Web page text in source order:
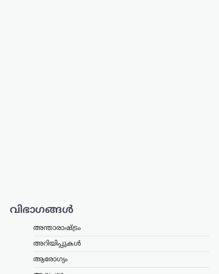
വിഭാഗങ്ങൾ
അന്താരാഷ്ട്രം
അറിയിപ്പുകൾ
ആരോഗ്യം
114 റാഫേൽ
ഫ്രാൻസിന്റെ വമ്പൻ
ഓഫർ; 94 എണ്ണം
ഇന്ത്യയിൽ നിർമ്മിക്കും
ന്യൂസ് ഡെസ്ക്
ഓഗസ്റ്റ്‌ 8, 2026